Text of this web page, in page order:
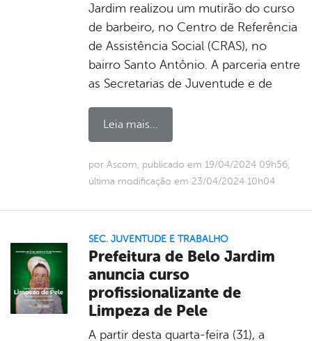
Jardim realizou um mutirão do curso
de barbeiro, no Centro de Referência
de Assistência Social (CRAS), no
bairro Santo Antônio. A parceria entre
as Secretarias de Juventude e de
Leia mais...
por Ascom, publicado em 19/04/2024 09h56,
última modificação em 23/04/2024 10h04
SEC. JUVENTUDE E TRABALHO
Prefeitura de Belo Jardim
anuncia curso
profissionalizante de
Limpeza de Pele
A partir desta quarta-feira (31), a